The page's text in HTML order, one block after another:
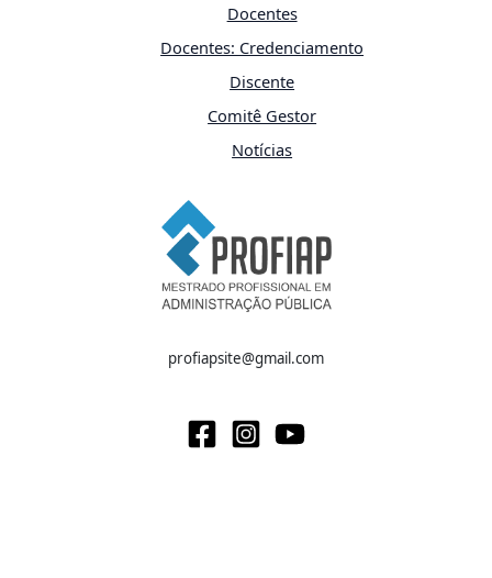
Docentes
Docentes: Credenciamento
Discente
Comitê Gestor
Notícias
profiapsite@gmail.com